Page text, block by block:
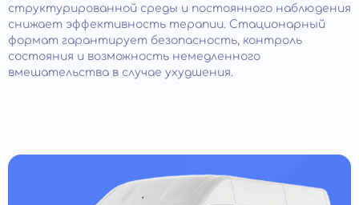
структурированной среды и постоянного наблюдения
снижает эффективность терапии. Стационарный
формат гарантирует безопасность, контроль
состояния и возможность немедленного
вмешательства в случае ухудшения.